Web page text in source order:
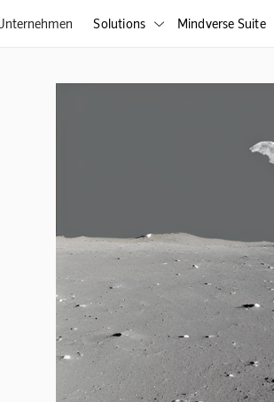
Solutions  Mindverse Suite